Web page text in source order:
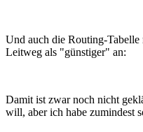
Und auch die Routing-
Leitweg als "günstiger" an:
Damit ist zwar noch nicht
will, aber ich habe zumindest